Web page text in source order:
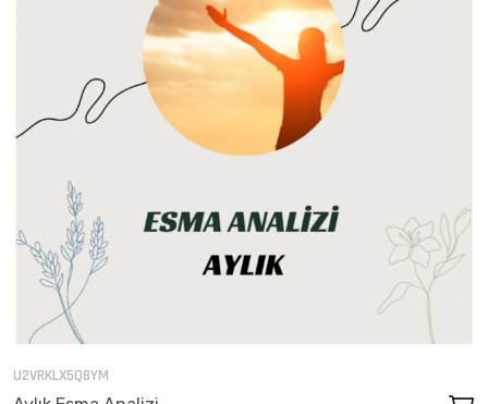
U2VRKLX5Q8YM